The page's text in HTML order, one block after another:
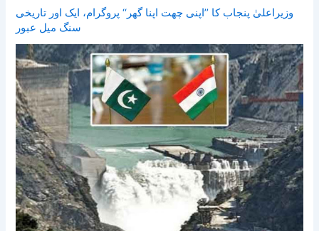
وزیراعلیٰ پنجاب کا ’’اپنی چھت اپنا گھر‘‘ پروگرام، ایک اور تاریخی
سنگ میل عبور